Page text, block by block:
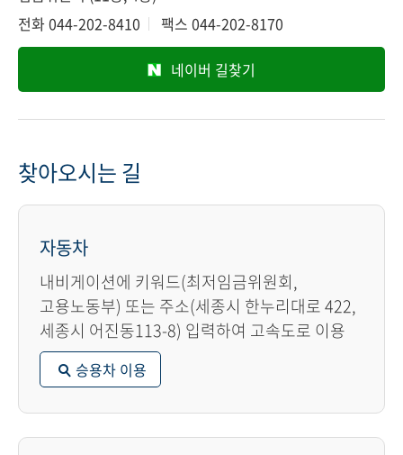
전화044-202-8410 팩스 044-202-8170
네이버 길찾기
찾아오시는 길
자동차
내비게이션에 키워드(최저임금위원회,
고용노동부) 또는 주소(세종시 한누리대로 422,
세종시 어진동113-8) 입력하여 고속도로 이용
승용차 이용